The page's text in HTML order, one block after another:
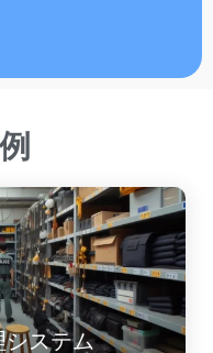
public_html/wp-
line335
ステム